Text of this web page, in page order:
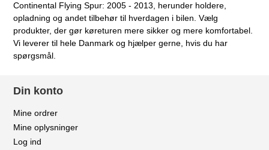
Continental Flying Spur: 2005 - 2013, herunder holdere,
opladning og andet tilbehør til hverdagen i bilen. Vælg
produkter, der gør køreturen mere sikker og mere komfortabel.
Vi leverer til hele Danmark og hjælper gerne, hvis du har
spørgsmål.
Din konto
Mine ordrer
Mine oplysninger
Log ind